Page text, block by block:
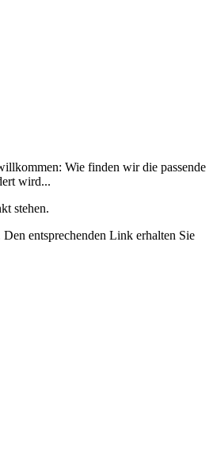
Wie finden wir die passende
wird...
stehen.
entsprechenden Link erhalten Sie